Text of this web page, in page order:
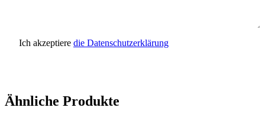
Ich akzeptiere die Datenschutzerklärung
Ähnliche Produkte